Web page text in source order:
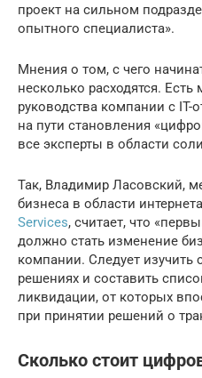
проект на сильном
опытного специалиста».
Мнения о том, с чего
несколько расходятся.
руководства компании с
на пути становления
все эксперты в области
Так, Владимир Ласовский,
бизнеса в области
Services, считает, что
должно стать изменение
компании. Следует изучить
решениях и составить
ликвидации, от которых
при принятии решений о
Сколько стоит